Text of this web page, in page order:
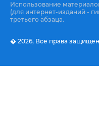
Использование
(для интернет-изданий -
третьего абзаца.
� 2026, Все права